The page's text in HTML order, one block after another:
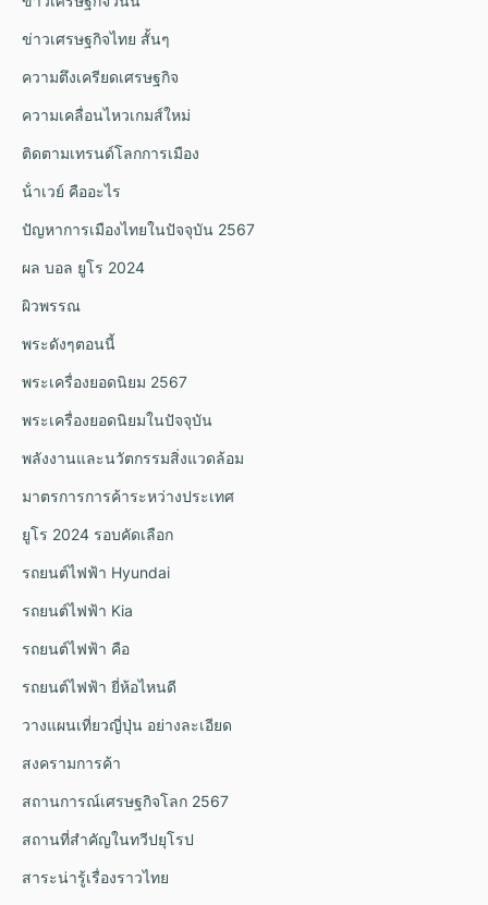
ข่าวเศรษฐกิจไทย สั้นๆ
ความตึงเครียดเศรษฐกิจ
ความเคลื่อนไหวเกมส์ใหม่
ติดตามเทรนด์โลกการเมือง
น้ําเวย์ คืออะไร
ปัญหาการเมืองไทยในปัจจุบัน 2567
ผล บอล ยูโร 2024
ผิวพรรณ
พระดังๆตอนนี้
พระเครื่องยอดนิยม 2567
พระเครื่องยอดนิยมในปัจจุบัน
พลังงานและนวัตกรรมสิ่งแวดล้อม
มาตรการการค้าระหว่างประเทศ
ยูโร 2024 รอบคัดเลือก
รถยนต์ไฟฟ้า Hyundai
รถยนต์ไฟฟ้า Kia
รถยนต์ไฟฟ้า คือ
รถยนต์ไฟฟ้า ยี่ห้อไหนดี
วางแผนเที่ยวญี่ปุ่น อย่างละเอียด
สงครามการค้า
สถานการณ์เศรษฐกิจโลก 2567
สถานที่สำคัญในทวีปยุโรป
สาระน่ารู้เรื่องราวไทย